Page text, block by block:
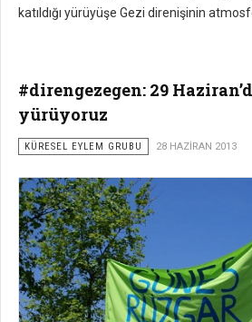
katıldığı yürüyüşe Gezi direnişinin
#direngezegen: 29
yürüyoruz
KÜRESEL EYLEM GRUBU 28 HAZIRAN 2013